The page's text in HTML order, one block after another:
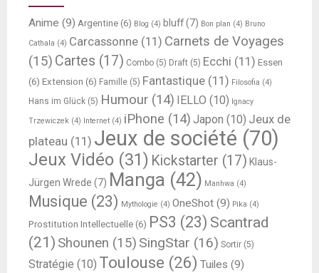
Anime (9) Argentine (6) Blog (4) bluff(7) Bon plan (4) Bruno
Cathala (4) Carcassonne (11) Carnets de Voyages
(15) Cartes (17) Combo (5) Draft (5) Ecchi (11) Essen
(6) Extension (6) Famille (5) Fantastique (11) Filosofia (4)
Hans im Glück (5) Humour (14) IELLO (10) Ignacy
Trzewiczek (4) Internet (4) iPhone (14) Japon (10) Jeux de
plateau (11) Jeux de société (70)
Jeux Vidéo (31) Kickstarter (17) Klaus-
Jürgen Wrede (7) Manga (42) Manhwa (4)
Musique (23) Mythologie (4) OneShot (9) Pika (4)
Prostitution Intellectuelle (6) PS3 (23) Scantrad
(21) Shounen (15) SingStar (16) Sortir (5)
Stratégie (10) Toulouse (26) Tuiles (9)